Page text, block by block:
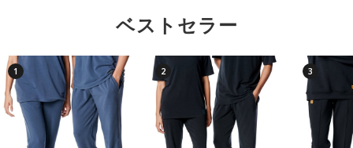
ベストセラー
1 2 3